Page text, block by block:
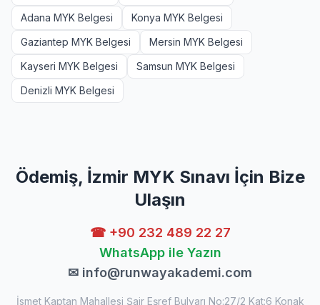
Adana MYK Belgesi
Konya MYK Belgesi
Gaziantep MYK Belgesi
Mersin MYK Belgesi
Kayseri MYK Belgesi
Samsun MYK Belgesi
Denizli MYK Belgesi
Ödemiş, İzmir MYK Sınavı İçin Bize
Ulaşın
☎ +90 232 489 22 27
WhatsApp ile Yazın
✉ info@runwayakademi.com
İsmet Kaptan Mahallesi Şair Eşref Bulvarı No:27/2 Kat:6 Konak